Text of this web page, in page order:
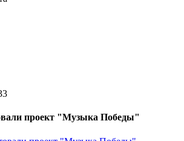
проект "Музыка Победы"